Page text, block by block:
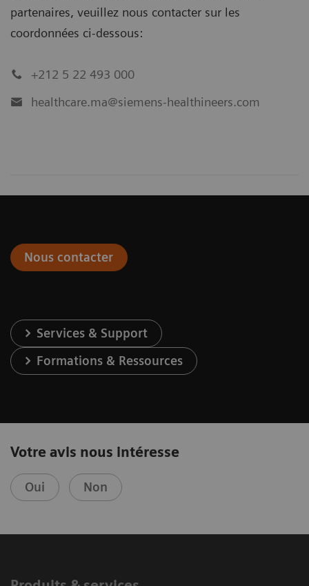
partenaires, veuillez nous contacter sur les
coordonnées ci-dessous:
+212 5 22 493 000
healthcare.ma@siemens-healthineers.com
Nous contacter
Services & Support
Formations & Ressources
Votre avis nous intéresse
Oui Non